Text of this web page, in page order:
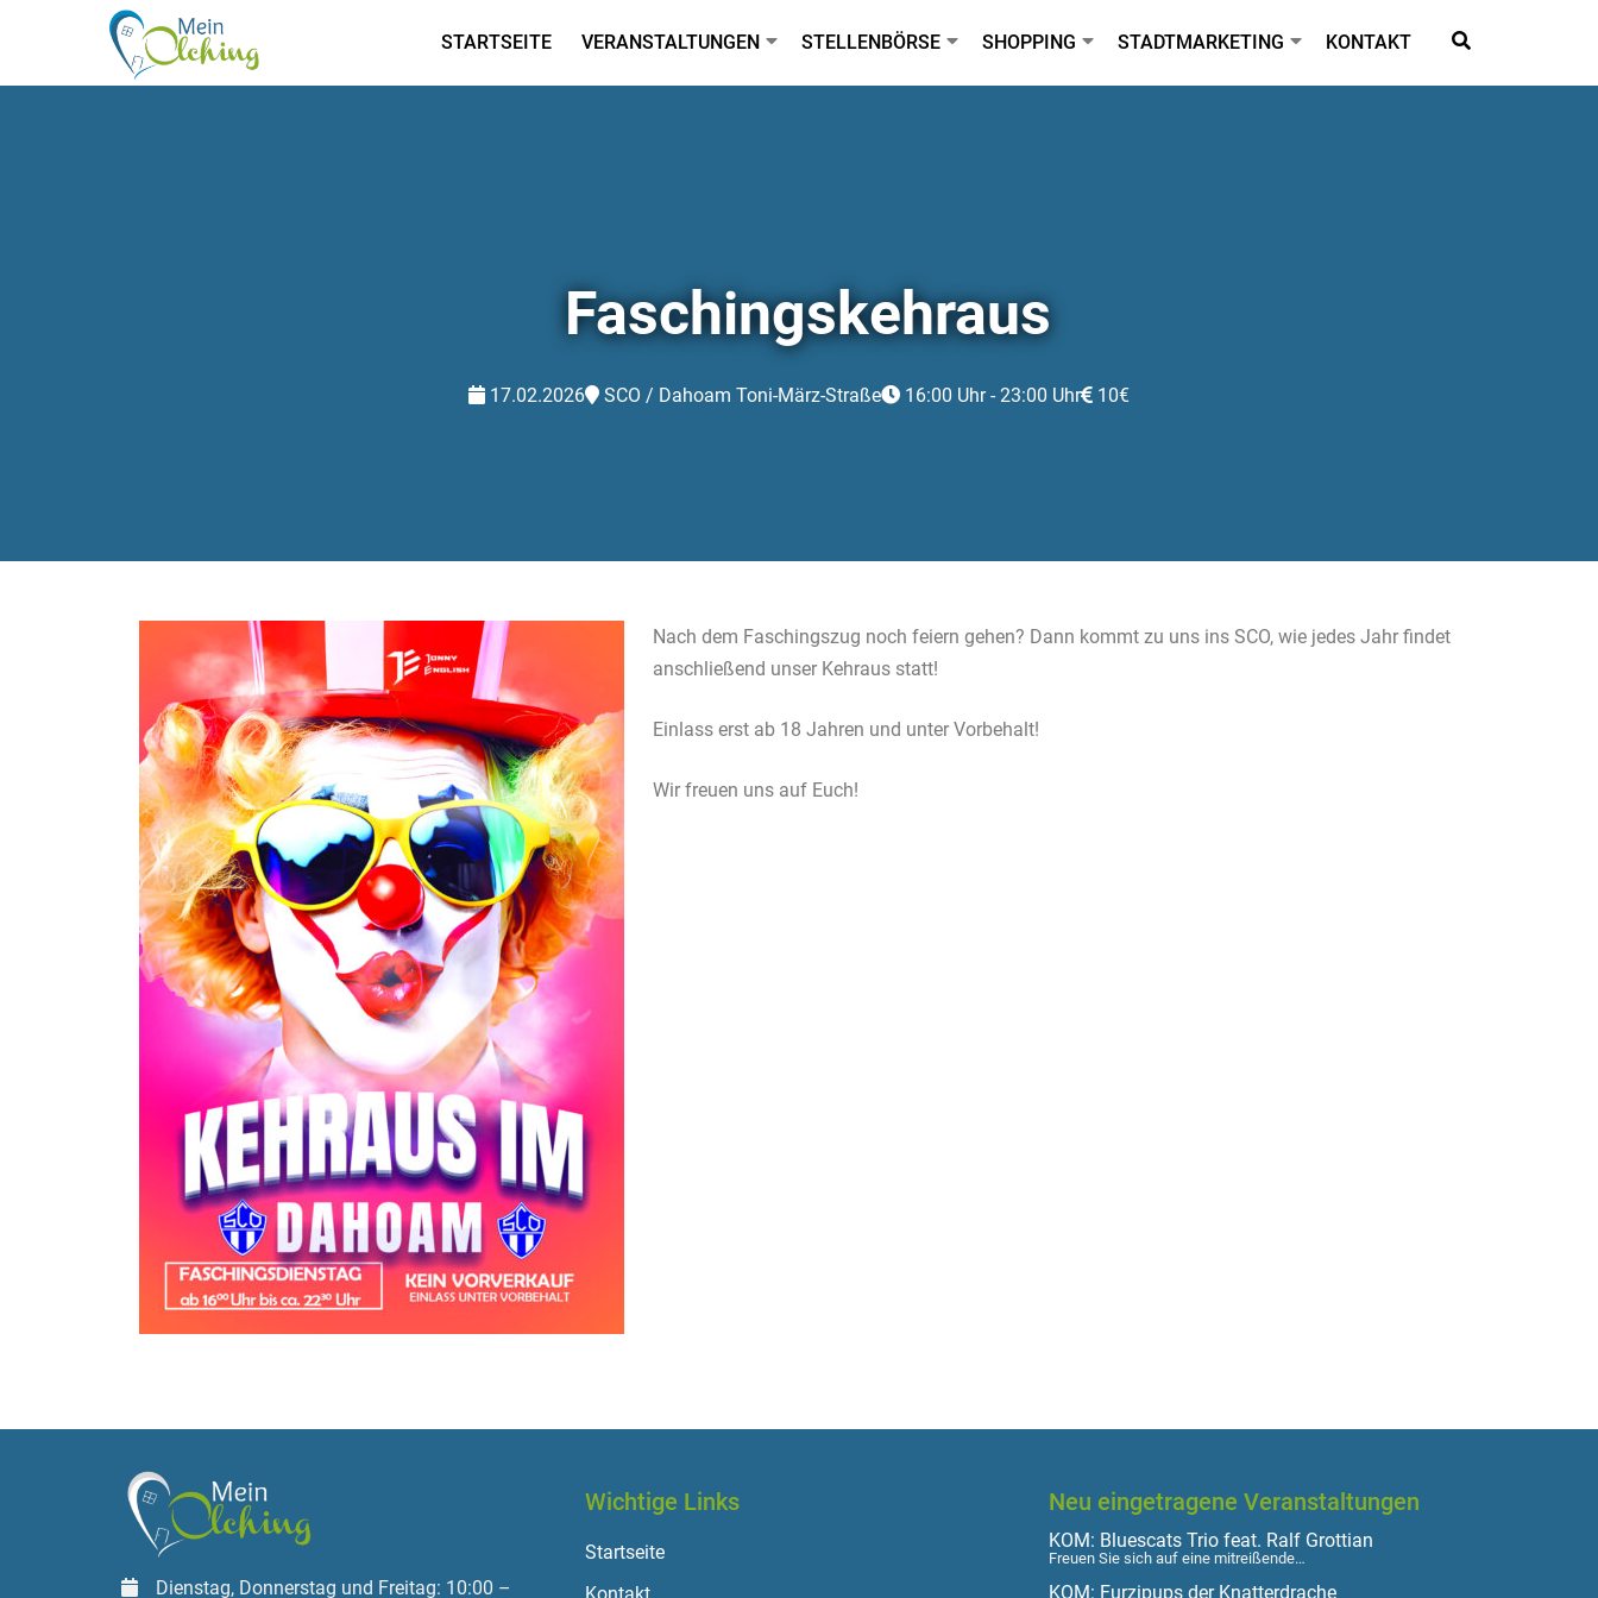
STARTSEITE VERANSTALTUNGEN STELLENBÖRSE SHOPPING STADTMARKETING KONTAKT
Faschingskehraus
17.02.2026 SCO / Dahoam Toni-März-Straße 16:00 Uhr - 23:00 Uhr 10€
Nach dem Faschingszug noch feiern gehen? Dann kommt zu uns ins SCO, wie jedes Jahr findet
anschließend unser Kehraus statt!
Einlass erst ab 18 Jahren und unter Vorbehalt!
Wir freuen uns auf Euch!
Dienstag, Donnerstag und Freitag: 10:00 –
Wichtige Links
Startseite
Neu eingetragene Veranstaltungen
KOM: Bluescats Trio feat. Ralf Grottian
Freuen Sie sich auf eine mitreißende…
KOM: Furzipups der Knatterdrache